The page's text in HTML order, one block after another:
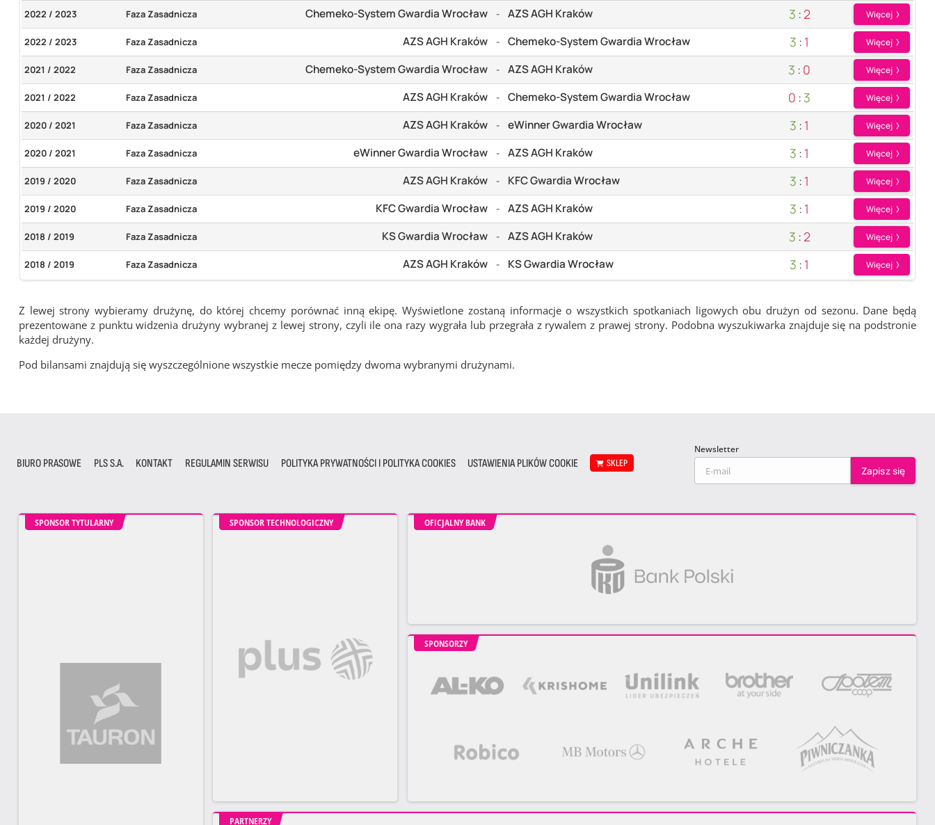
2022 / 2023 Faza Zasadnicza Chemeko-System Gwardia Wrocław - AZS AGH Kraków 3 : 2 Więcej
2022 / 2023 Faza Zasadnicza AZS AGH Kraków - Chemeko-System Gwardia Wrocław 3 : 1 Więcej
2021 / 2022 Faza Zasadnicza Chemeko-System Gwardia Wrocław - AZS AGH Kraków 3 : 0 Więcej
2021 / 2022 Faza Zasadnicza AZS AGH Kraków - Chemeko-System Gwardia Wrocław 0 : 3 Więcej
2020 / 2021 Faza Zasadnicza AZS AGH Kraków - eWinner Gwardia Wrocław 3 : 1 Więcej
2020 / 2021 Faza Zasadnicza eWinner Gwardia Wrocław - AZS AGH Kraków 3 : 1 Więcej
2019 / 2020 Faza Zasadnicza AZS AGH Kraków - KFC Gwardia Wrocław 3 : 1 Więcej
2019 / 2020 Faza Zasadnicza KFC Gwardia Wrocław - AZS AGH Kraków 3 : 1 Więcej
2018 / 2019 Faza Zasadnicza KS Gwardia Wrocław - AZS AGH Kraków 3 : 2 Więcej
2018 / 2019 Faza Zasadnicza AZS AGH Kraków - KS Gwardia Wrocław 3 : 1 Więcej
Z lewej strony wybieramy drużynę, do której chcemy porównać inną ekipę. Wyświetlone zostaną informacje o wszystkich spotkaniach ligowych obu drużyn od sezonu. Dane będą
prezentowane z punktu widzenia drużyny wybranej z lewej strony, czyli ile ona razy wygrała lub przegrała z rywalem z prawej strony. Podobna wyszukiwarka znajduje się na podstronie
każdej drużyny.
Pod bilansami znajdują się wyszczególnione wszystkie mecze pomiędzy dwoma wybranymi drużynami.
BIURO PRASOWE PLS S.A. KONTAKT REGULAMIN SERWISU POLITYKA PRYWATNOŚCI I POLITYKA COOKIES USTAWIENIA PLIKÓW COOKIE SKLEP
Newsletter
SPONSOR TYTULARNY SPONSOR TECHNOLOGICZNY OFICJALNY BANK
SPONSORZY
PARTNERZY